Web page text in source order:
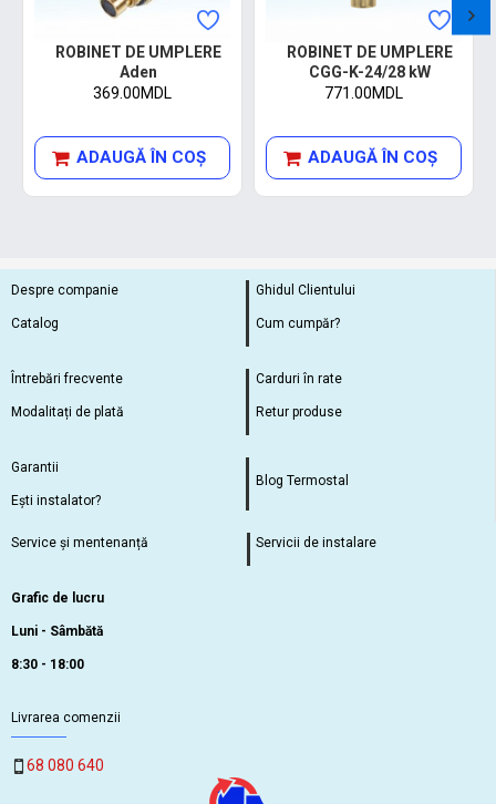
ROBINET DE UMPLERE
Aden
369.00MDL
ADAUGĂ ÎN COŞ
ROBINET DE UMPLERE
CGG-K-24/28 kW
771.00MDL
ADAUGĂ ÎN COŞ
Despre companie
Catalog
Ghidul Clientului
Cum cumpăr?
Întrebări frecvente
Modalitați de plată
Carduri în rate
Retur produse
Garantii
Ești instalator?
Blog Termostal
Service și mentenanță Servicii de instalare
Grafic de lucru
Luni - Sâmbătă
8:30 - 18:00
Livrarea comenzii
68 080 640